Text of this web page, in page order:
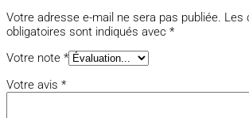
Votre adresse e-mail ne sera pas publiée. Les
obligatoires sont indiqués avec *
Votre note *
Votre avis *